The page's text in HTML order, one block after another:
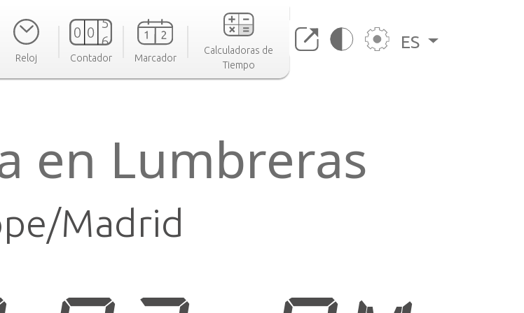
Reloj Contador Marcador
Calculadoras de
Tiempo
ES
en Lumbreras
Madrid